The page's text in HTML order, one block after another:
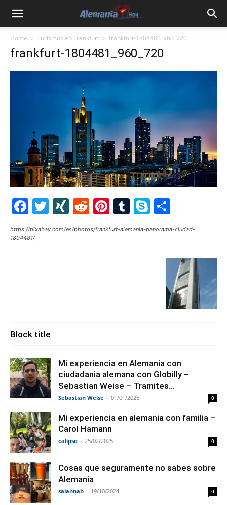
Home Turismos en Frankfurt frankfurt-1804481_960_720
frankfurt-1804481_960_720
Facebook
Twitter
XINGReddit
Pinterest
Tumblr
Skype
https://pixabay.com/es/photos/frankfurt-alemania-panorama-ciudad-
1804481/
Block title
Mi experiencia en Alemania con
ciudadania alemana con Globilly –
Sebastian Weise – Tramites...
Sebastian Weise - 01/01/2026 0
Mi experiencia en alemania con familia –
Carol Hamann
calipso - 25/02/2025 0
Cosas que seguramente no sabes sobre
Alemania
saiannah - 19/10/2024 0